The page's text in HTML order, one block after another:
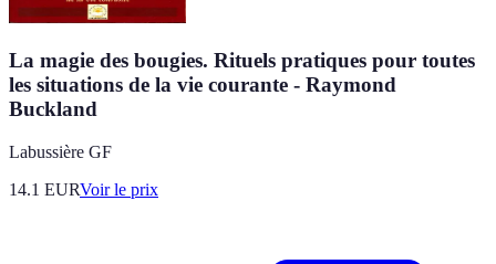
La magie des bougies. Rituels pratiques pour toutes
les situations de la vie courante - Raymond
Buckland
Labussière GF
14.1 EURVoir le prix